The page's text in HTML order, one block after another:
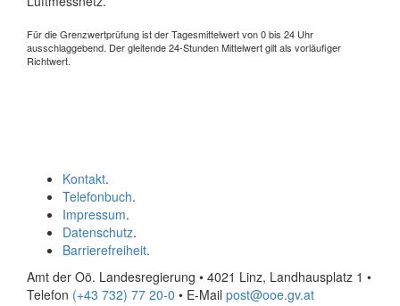
Für die Grenzwertprüfung ist der Tagesmittelwert von 0 bis 24 Uhr
ausschlaggebend. Der gleitende 24-Stunden Mittelwert gilt als vorläufiger
Richtwert.
Kontakt.
Telefonbuch.
Impressum.
Datenschutz.
Barrierefreiheit.
Amt der Oö. Landesregierung • 4021 Linz, Landhausplatz 1 •
Telefon (+43 732) 77 20-0 • E-Mail post@ooe.gv.at